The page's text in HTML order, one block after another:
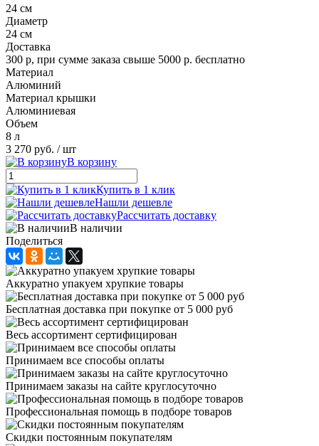
24 см
Диаметр
24 см
Доставка
300 р, при сумме заказа свыше 5000 р. бесплатно
Материал
Алюминий
Материал крышки
Алюминиевая
Объем
8 л
3 270 руб. / шт
В корзину
Купить в 1 клик
Нашли дешевле
Рассчитать доставку
В наличии
Поделиться
Аккуратно упакуем хрупкие товары
Бесплатная доставка при покупке от 5 000 руб
Весь ассортимент сертифицирован
Принимаем все способы оплаты
Принимаем заказы на сайте круглосуточно
Профессиональная помощь в подборе товаров
Скидки постоянным покупателям